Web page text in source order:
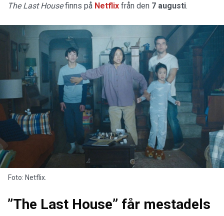
The Last Housefinns på Netflix från den 7 augusti.
Foto: Netflix.
”The Last House” får mestadels